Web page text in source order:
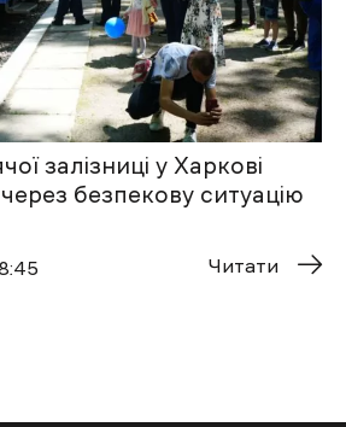
залізниці у Харкові
безпекову ситуацію
Читати